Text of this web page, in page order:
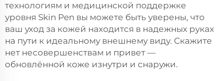
технологиям и медицинской поддержке
уровня Skin Pen вы можете быть уверены, что
ваш уход за кожей находится в надежных руках
на пути к идеальному внешнему виду. Скажите
нет несовершенствам и привет —
обновлённой коже изнутри и снаружи.